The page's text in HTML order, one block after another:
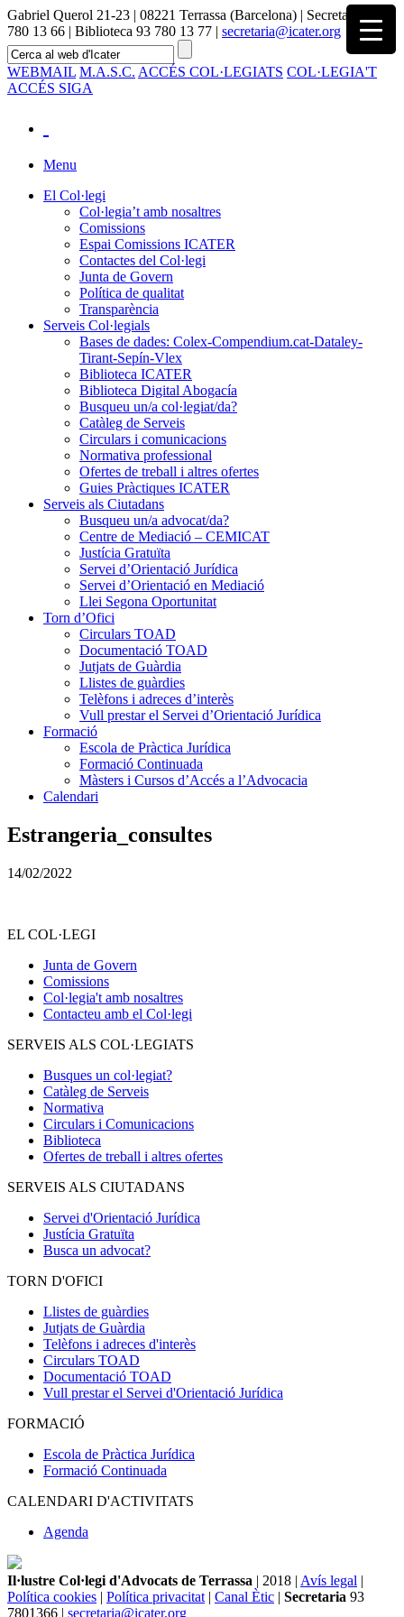
Gabriel Querol 21-23 | 08221 Terrassa (Barcelona) | Secretaria 93
780 13 66 | Biblioteca 93 780 13 77 | secretaria@icater.org
WEBMAIL M.A.S.C. ACCÉS COL·LEGIATS COL·LEGIA'T
ACCÉS SIGA
Menu
El Col·legi
Col·legia’t amb nosaltres
Comissions
Espai Comissions ICATER
Contactes del Col·legi
Junta de Govern
Política de qualitat
Transparència
Serveis Col·legials
Bases de dades: Colex-Compendium.cat-Dataley-
Tirant-Sepín-Vlex
Biblioteca ICATER
Biblioteca Digital Abogacía
Busqueu un/a col·legiat/da?
Catàleg de Serveis
Circulars i comunicacions
Normativa professional
Ofertes de treball i altres ofertes
Guies Pràctiques ICATER
Serveis als Ciutadans
Busqueu un/a advocat/da?
Centre de Mediació – CEMICAT
Justícia Gratuïta
Servei d’Orientació Jurídica
Servei d’Orientació en Mediació
Llei Segona Oportunitat
Torn d’Ofici
Circulars TOAD
Documentació TOAD
Jutjats de Guàrdia
Llistes de guàrdies
Telèfons i adreces d’interès
Vull prestar el Servei d’Orientació Jurídica
Formació
Escola de Pràctica Jurídica
Formació Continuada
Màsters i Cursos d’Accés a l’Advocacia
Calendari
Estrangeria_consultes
14/02/2022
EL COL·LEGI
Junta de Govern
Comissions
Col·legia't amb nosaltres
Contacteu amb el Col·legi
SERVEIS ALS COL·LEGIATS
Busques un col·legiat?
Catàleg de Serveis
Normativa
Circulars i Comunicacions
Biblioteca
Ofertes de treball i altres ofertes
SERVEIS ALS CIUTADANS
Servei d'Orientació Jurídica
Justícia Gratuïta
Busca un advocat?
TORN D'OFICI
Llistes de guàrdies
Jutjats de Guàrdia
Telèfons i adreces d'interès
Circulars TOAD
Documentació TOAD
Vull prestar el Servei d'Orientació Jurídica
FORMACIÓ
Escola de Pràctica Jurídica
Formació Continuada
CALENDARI D'ACTIVITATS
Agenda
Il·lustre Col·legi d'Advocats de Terrassa | 2018 | Avís legal |
Política cookies | Política privacitat | Canal Ètic | Secretaria 93
7801366 | secretaria@icater.org